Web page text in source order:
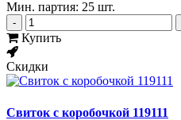
Мин. партия: 25 шт.
-
Купить
Скидки
Свиток с коробочкой 119111